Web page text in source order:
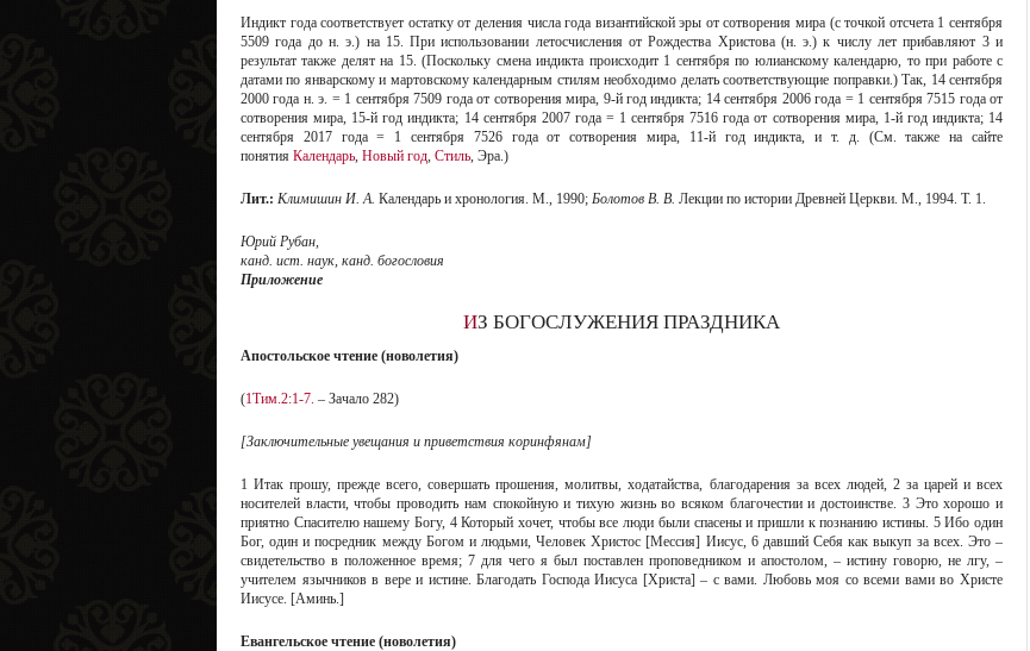
Индикт года соответствует остатку от деления числа года византийской эры от сотворения мира (с точкой отсчета 1 сентября
5509 года до н. э.) на 15. При использовании летосчисления от Рождества Христова (н. э.) к числу лет прибавляют 3 и
результат также делят на 15. (Поскольку смена индикта происходит 1 сентября по юлианскому календарю, то при работе с
датами по январскому и мартовскому календарным стилям необходимо делать соответствующие поправки.) Так, 14 сентября
2000 года н. э. = 1 сентября 7509 года от сотворения мира, 9-й год индикта; 14 сентября 2006 года = 1 сентября 7515 года от
сотворения мира, 15-й год индикта; 14 сентября 2007 года = 1 сентября 7516 года от сотворения мира, 1-й год индикта; 14
сентября 2017 года = 1 сентября 7526 года от сотворения мира, 11-й год индикта, и т. д. (См. также на сайте
понятия Календарь, Новый год, Стиль, Эра.)
Лит.: Климишин И. А. Календарь и хронология. М., 1990; Болотов В. В. Лекции по истории Древней Церкви. М., 1994. Т. 1.
Юрий Рубан,
канд. ист. наук, канд. богословия
Приложение
ИЗ БОГОСЛУЖЕНИЯ ПРАЗДНИКА
Апостольское чтение (новолетия)
(1Тим.2:1-7. – Зачало 282)
[Заключительные увещания и приветствия коринфянам]
1 Итак прошу, прежде всего, совершать прошения, молитвы, ходатайства, благодарения за всех людей, 2 за царей и всех
носителей власти, чтобы проводить нам спокойную и тихую жизнь во всяком благочестии и достоинстве. 3 Это хорошо и
приятно Спасителю нашему Богу, 4 Который хочет, чтобы все люди были спасены и пришли к познанию истины. 5 Ибо один
Бог, один и посредник между Богом и людьми, Человек Христос [Мессия] Иисус, 6 давший Себя как выкуп за всех. Это –
свидетельство в положенное время; 7 для чего я был поставлен проповедником и апостолом, – истину говорю, не лгу, –
учителем язычников в вере и истине. Благодать Господа Иисуса [Христа] – с вами. Любовь моя со всеми вами во Христе
Иисусе. [Аминь.]
Евангельское чтение (новолетия)